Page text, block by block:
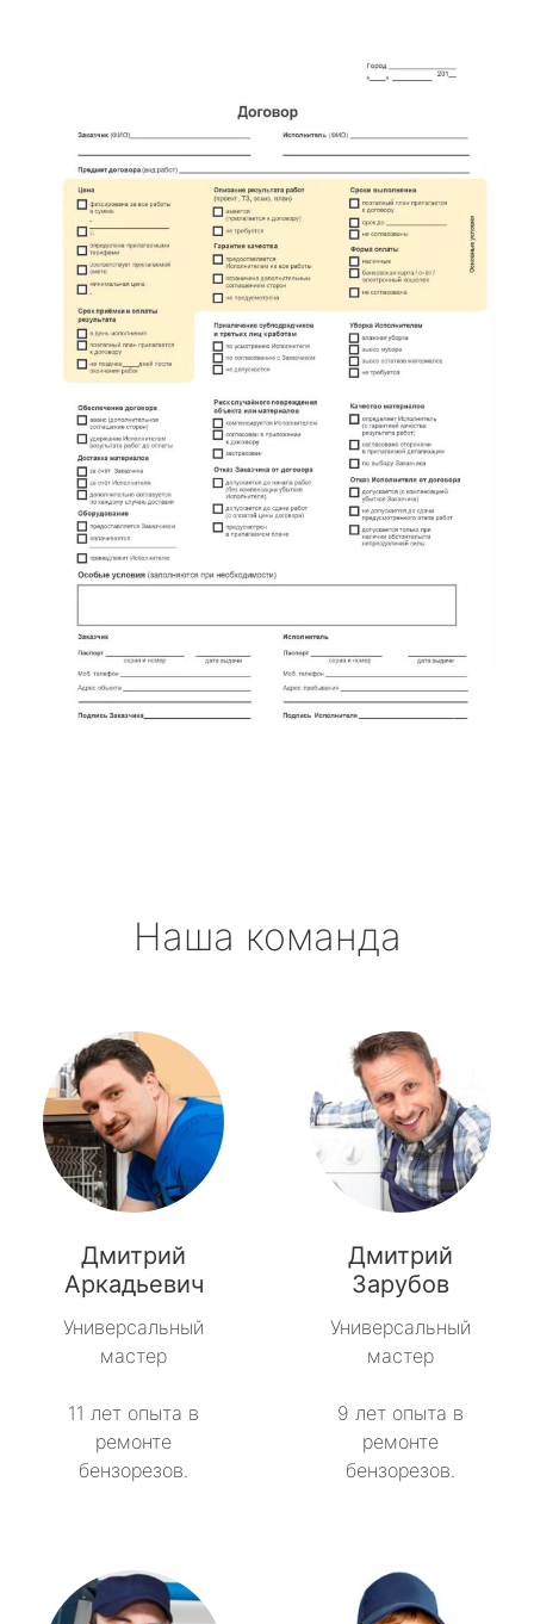
Наша команда
Дмитрий
Аркадьевич
Универсальный
мастер
11 лет опыта в
ремонте
бензорезов.
Дмитрий
Зарубов
Универсальный
мастер
9 лет опыта в
ремонте
бензорезов.